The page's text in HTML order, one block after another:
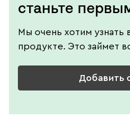
станьте
Мы очень хотим
продукте. Это займет
Добавить